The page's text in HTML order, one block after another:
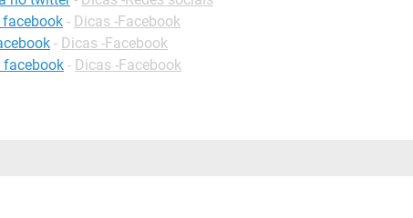
- Dicas -Facebook
- Dicas -Facebook
facebook - Dicas -Facebook